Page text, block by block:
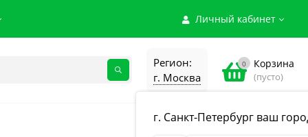
Личный кабинет
Регион:
г. Москва
г. Санкт-Петербург ваш
0 Корзина
(пусто)
Бренды